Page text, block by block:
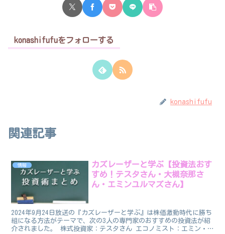
konashifufuをフォローする
konashifufu
関連記事
情報
カズレーザーと学ぶ【投資法おす
すめ！テスタさん・大槻奈那さ
ん・エミンユルマズさん】
2024年9月24日放送の『カズレーザーと学ぶ』は株価激動時代に勝ち
組になる方法がテーマで、次の3人の専門家のおすすめの投資法が紹
介されました。 株式投資家：テスタさん エコノミスト：エミン・